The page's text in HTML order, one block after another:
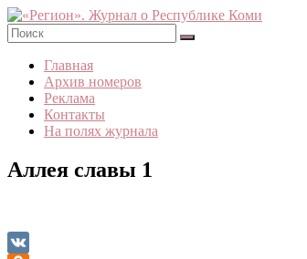
Skip
to
content
«Регион».
Журнал
Республике
Коми
Главная
Архив номеров
Реклама
Контакты
На полях журнала
Аллея славы 1